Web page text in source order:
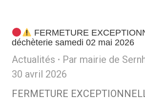
FERMETURE
déchèterie samedi 02 mai 2026
Actualités Par mairie de
30 avril 2026
FERMETURE